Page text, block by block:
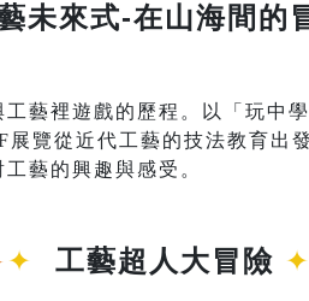
藝未來式-在山海間的
藝裡遊戲的歷程。以「玩中
覽從近代工藝的技法教育出
藝的興趣與感受。
✦ 工藝超人大冒險 ✦